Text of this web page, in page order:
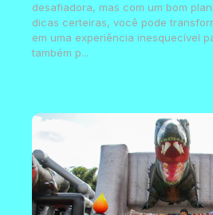
desafiadora, mas com um bom
dicas certeiras, você pode
em uma experiência inesquecível
também p...